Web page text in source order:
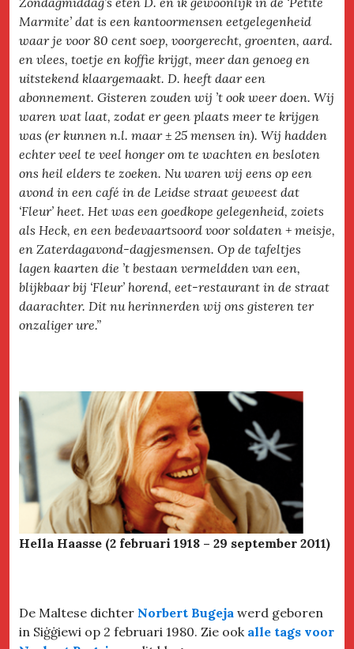
Marmite’ dat is een kantoormensen eetgelegenheid
waar je voor 80 cent soep, voorgerecht, groenten, aard.
en vlees, toetje en koffie krijgt, meer dan genoeg en
uitstekend klaargemaakt. D. heeft daar een
abonnement. Gisteren zouden wij ’t ook weer doen. Wij
waren wat laat, zodat er geen plaats meer te krijgen
was (er kunnen n.l. maar ± 25 mensen in). Wij hadden
echter veel te veel honger om te wachten en besloten
ons heil elders te zoeken. Nu waren wij eens op een
avond in een café in de Leidse straat geweest dat
‘Fleur’ heet. Het was een goedkope gelegenheid, zoiets
als Heck, en een bedevaartsoord voor soldaten + meisje,
en Zaterdagavond-dagjesmensen. Op de tafeltjes
lagen kaarten die ’t bestaan vermeldden van een,
blijkbaar bij ‘Fleur’ horend, eet-restaurant in de straat
daarachter. Dit nu herinnerden wij ons gisteren ter
onzaliger ure.”
Hella Haasse (2 februari 1918 – 29 september 2011)
De Maltese dichter Norbert Bugeja werd geboren
in Siġġiewi op 2 februari 1980. Zie ook alle tags voor